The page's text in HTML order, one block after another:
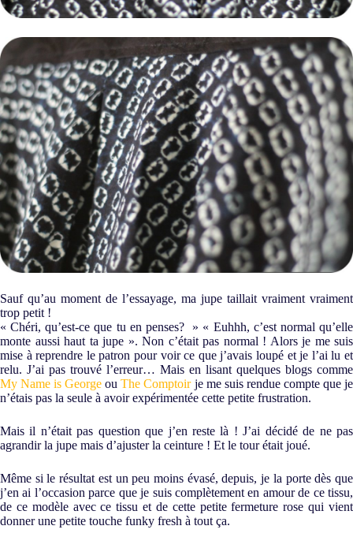
Sauf qu’au moment de l’essayage, ma jupe taillait vraiment vraiment
trop petit !
« Chéri, qu’est-ce que tu en penses? » « Euhhh, c’est normal qu’elle
monte aussi haut ta jupe ». Non c’était pas normal ! Alors je me suis
mise à reprendre le patron pour voir ce que j’avais loupé et je l’ai lu et
relu. J’ai pas trouvé l’erreur… Mais en lisant quelques blogs comme
My Name is George ouThe Comptoirje me suis rendue compte que je
n’étais pas la seule à avoir expérimentée cette petite frustration.
Mais il n’était pas question que j’en reste là ! J’ai décidé de ne pas
agrandir la jupe mais d’ajuster la ceinture ! Et le tour était joué.
Même si le résultat est un peu moins évasé, depuis, je la porte dès que
j’en ai l’occasion parce que je suis complètement en amour de ce tissu,
de ce modèle avec ce tissu et de cette petite fermeture rose qui vient
donner une petite touche funky fresh à tout ça.